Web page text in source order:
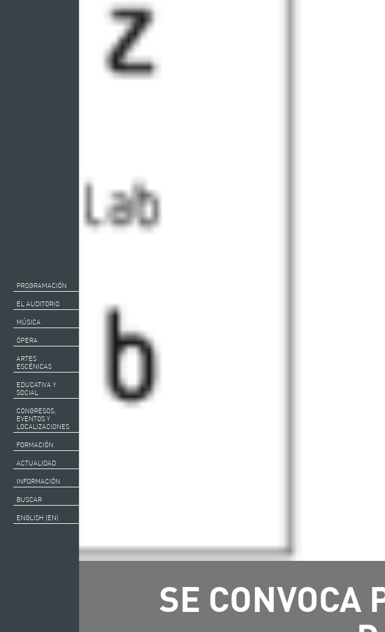
PROGRAMACIÓN
EL AUDITORIO
MÚSICA
ÓPERA
ARTES
ESCÉNICAS
EDUCATIVA Y
SOCIAL
CONGRESOS,
EVENTOS Y
LOCALIZACIONES
FORMACIÓN
ACTUALIDAD
INFORMACIÓN
BUSCAR
ENGLISH (EN)
SE CONVOCA